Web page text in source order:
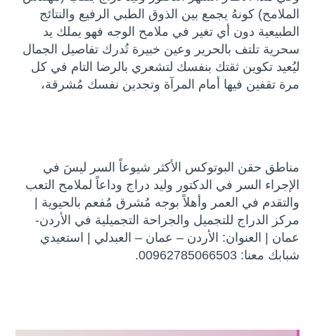
الملامح) كونهُ يجمع بين الذوق الطبي الرفيع والنتائج
الطبيعية دون أي تغير في ملامح الوجه فهو يملك يد
سحرية تلتف بالحرير وعين خبيرة تُدرك تفاصيل الجمال
ليُعيد تكوين ثقتك بنفسك لتشعري بالرضا التام في كل
مرة تقفين فيها أمام المرآة وتجدين نفسك مُشرقة،
مناطق حقن البوتوكس الأكثر شيوعاً السر ليسَ في
الإجراء السر في الدكتور وليد دراج وداعاً لملامح التعب
والتقدم في العمر وأهلاً بوجه مُشرق مُفعم بالحيوية |
مركز الدراج للتجميل والجراحة التجميلية في الأردن-
عمان | العنوان: الأردن – عمان – العبدلي | استعيدي
شبابك معنا: 00962785066503.